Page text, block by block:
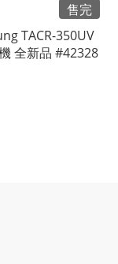
售完
TACR-350UV
全新品 #42328